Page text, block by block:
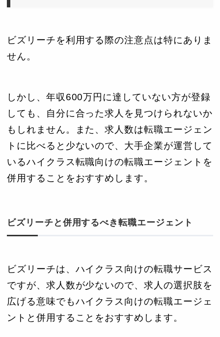
ビズリーチを利用する際の注意点は特にありま
せん。
しかし、年収600万円に達していない方が登録
しても、自分に合った求人を見つけられないか
もしれません。また、求人数は転職エージェン
トに比べると少ないので、大手企業が運営して
いるハイクラス転職向けの転職エージェントを
併用することをおすすめします。
ビズリーチと併用するべき転職エージェント
ビズリーチは、ハイクラス向けの転職サービス
ですが、求人数が少ないので、求人の選択肢を
広げる意味でもハイクラス向けの転職エージェ
ントと併用することをおすすめします。